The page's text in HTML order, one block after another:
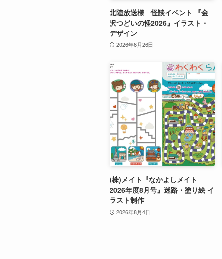
北陸放送様 怪談イベント 『金
沢つどいの怪2026』イラスト・
デザイン
2026年6月26日
(株)メイト『なかよしメイト
2026年度8月号』迷路・塗り絵 イ
ラスト制作
2026年8月4日